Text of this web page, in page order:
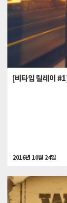
[비타임 릴레이
2016년 10월 24일